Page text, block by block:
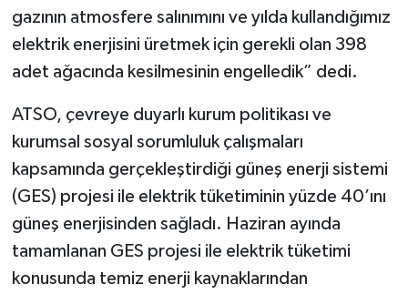
gazının atmosfere salınımını ve yılda kullandığımız
elektrik enerjisini üretmek için gerekli olan 398
adet ağacında kesilmesinin engelledik” dedi.
ATSO, çevreye duyarlı kurum politikası ve
kurumsal sosyal sorumluluk çalışmaları
kapsamında gerçekleştirdiği güneş enerji sistemi
(GES) projesi ile elektrik tüketiminin yüzde 40’ını
güneş enerjisinden sağladı. Haziran ayında
tamamlanan GES projesi ile elektrik tüketimi
konusunda temiz enerji kaynaklarından